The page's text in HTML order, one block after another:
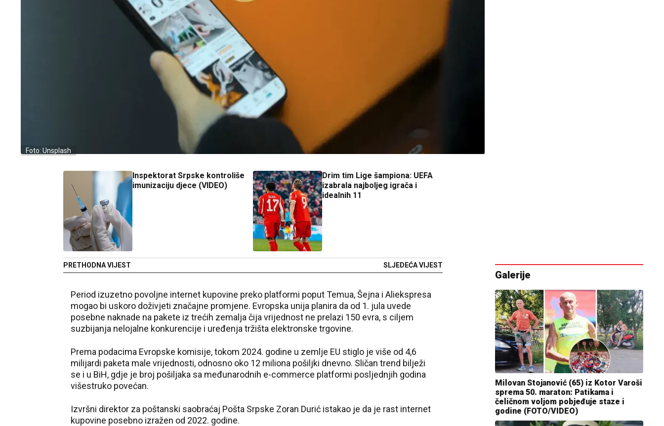
Foto: Unsplash
Inspektorat Srpske kontroliše
imunizaciju djece (VIDEO)
PRETHODNA VIJEST
Drim tim Lige šampiona: UEFA
izabrala najboljeg igrača i
idealnih 11
SLJEDEĆA VIJEST
Period izuzetno povoljne internet kupovine preko platformi poput Temua, Šejna i Aliekspresa
mogao bi uskoro doživjeti značajne promjene. Evropska unija planira da od 1. jula uvede
posebne naknade na pakete iz trećih zemalja čija vrijednost ne prelazi 150 evra, s ciljem
suzbijanja nelojalne konkurencije i uređenja tržišta elektronske trgovine.
Prema podacima Evropske komisije, tokom 2024. godine u zemlje EU stiglo je više od 4,6
milijardi paketa male vrijednosti, odnosno oko 12 miliona pošiljki dnevno. Sličan trend bilježi
se i u BiH, gdje je broj pošiljaka sa međunarodnih e-commerce platformi posljednjih godina
višestruko povećan.
Izvršni direktor za poštanski saobraćaj Pošta Srpske Zoran Durić istakao je da je rast internet
kupovine posebno izražen od 2022. godine.
Galerije
Milovan Stojanović (65) iz Kotor Varoši
sprema 50. maraton: Patikama i
čeličnom voljom pobjeđuje staze i
godine (FOTO/VIDEO)